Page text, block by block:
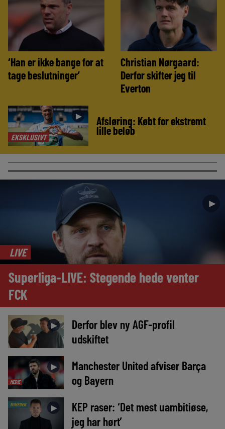
‘Han er ikke bange for at
tage beslutninger’
Christian Nørgaard:
Derfor skifter jeg til
Everton
EKSKLUSIVT
► Afsløring: Købt for ekstremt
lille beløb
►
LIVE
Superliga-LIVE: Stegende hede venter
FCK
►
Derfor blev ny AGF-profil
udskiftet
MEDIE
►
Manchester United afviser Barça
og Bayern
NYHEDER ►
KEP raser: ‘Det mest uambitiøse,
jeg har hørt’